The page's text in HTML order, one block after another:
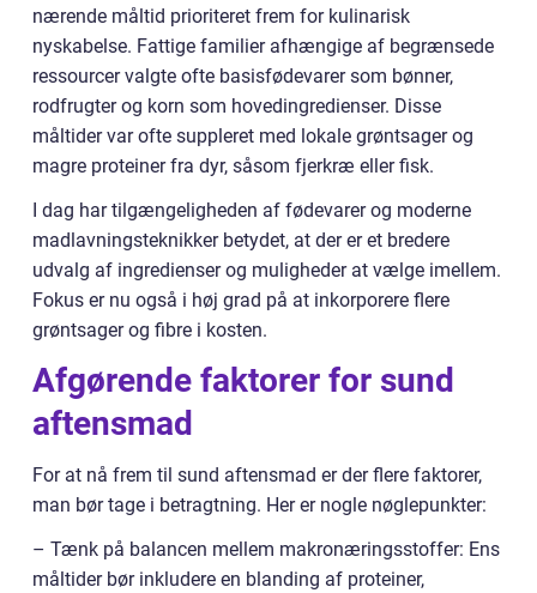
nærende måltid prioriteret frem for kulinarisk
nyskabelse. Fattige familier afhængige af begrænsede
ressourcer valgte ofte basisfødevarer som bønner,
rodfrugter og korn som hovedingredienser. Disse
måltider var ofte suppleret med lokale grøntsager og
magre proteiner fra dyr, såsom fjerkræ eller fisk.
I dag har tilgængeligheden af fødevarer og moderne
madlavningsteknikker betydet, at der er et bredere
udvalg af ingredienser og muligheder at vælge imellem.
Fokus er nu også i høj grad på at inkorporere flere
grøntsager og fibre i kosten.
Afgørende faktorer for sund
aftensmad
For at nå frem til sund aftensmad er der flere faktorer,
man bør tage i betragtning. Her er nogle nøglepunkter:
– Tænk på balancen mellem makronæringsstoffer: Ens
måltider bør inkludere en blanding af proteiner,